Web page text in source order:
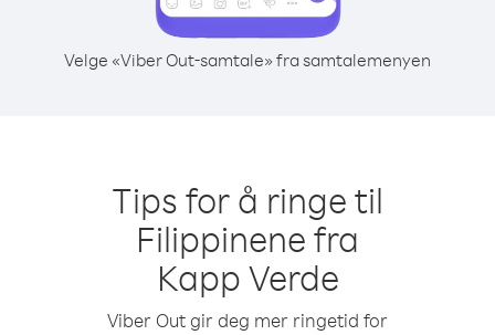
Velge «Viber Out-samtale» fra samtalemenyen
Tips for å ringe til
Filippinene fra
Kapp Verde
Viber Out gir deg mer ringetid for